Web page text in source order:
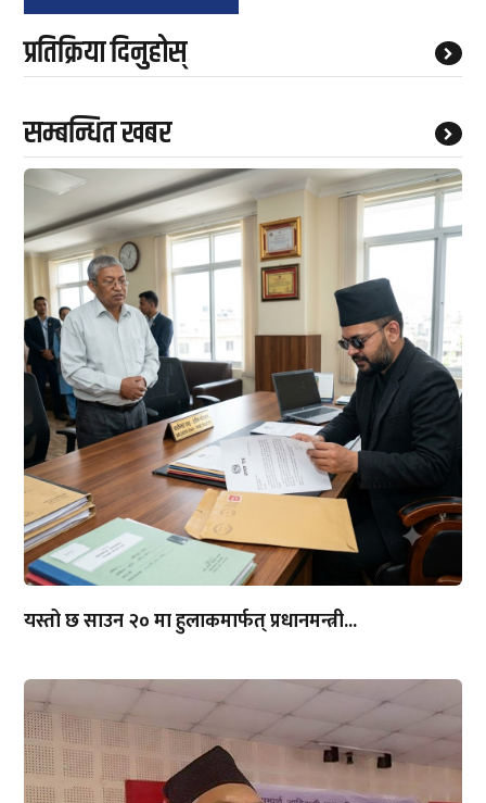
प्रतिक्रिया दिनुहोस्
सम्बन्धित खबर
यस्तो छ साउन २० मा हुलाकमार्फत् प्रधानमन्त्री...